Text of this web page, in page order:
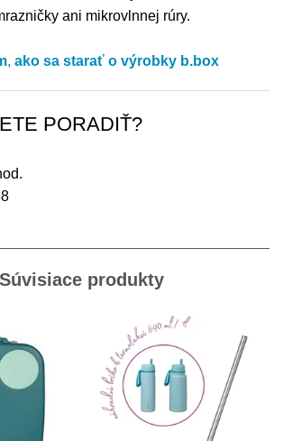
ani mikrovlnnej rúry.
, ako sa starať o výrobky b.box
PORADIŤ?
Súvisiace produkty